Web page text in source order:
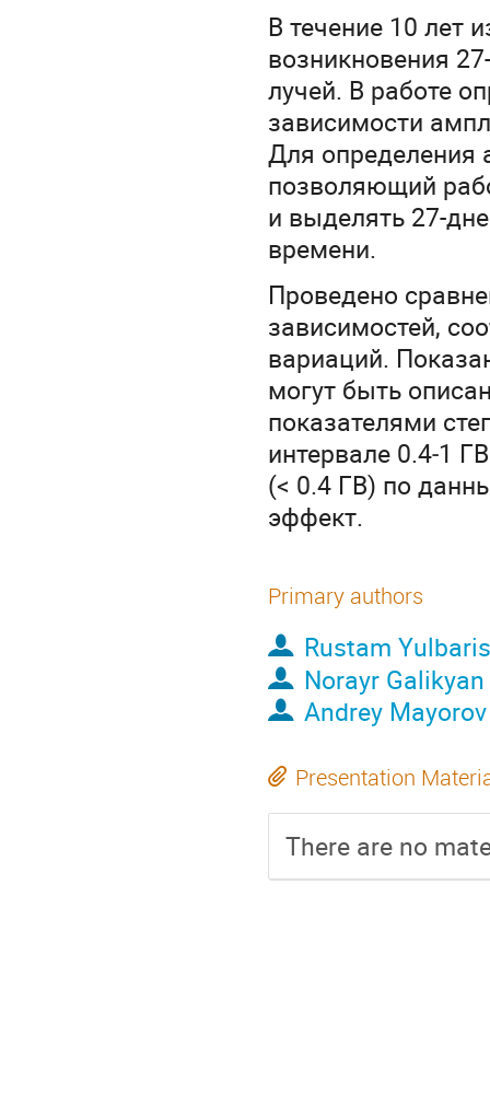
В течение 10 лет
возникновения
лучей. В работе
зависимости
Для определения
позволяющий
и выделять 27-
времени.
Проведено
зависимостей,
вариаций.
могут быть
показателями
интервале 0.4‒1
(< 0.4 ГВ) по
эффект.
Primary authors
Rustam
Norayr Galikyan
Andrey Mayorov
Presentation
There are no